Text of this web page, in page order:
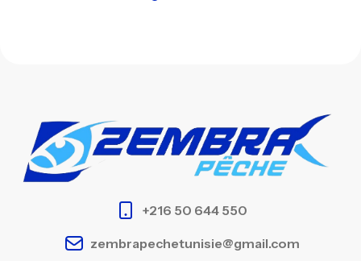
+216 50 644 550
zembrapechetunisie@gmail.com